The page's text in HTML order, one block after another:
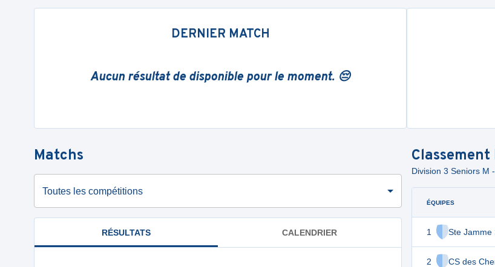
DERNIER MATCH
Aucun résultat de disponible pour le moment. 😔
Matchs
Toutes les compétitions
RÉSULTATS CALENDRIER
Classement
Division 3 Seniors M
ÉQUIPES
1 Ste Jamme
2 CS des